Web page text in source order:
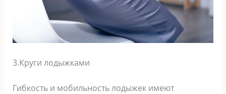
3.Круги лодыжками
Гибкость и мобильность лодыжек имеют